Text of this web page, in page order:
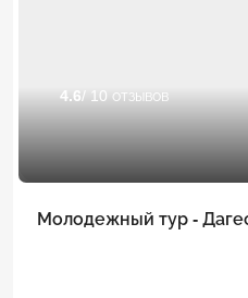
4.6/ 10 отзывов
Молодежный тур -